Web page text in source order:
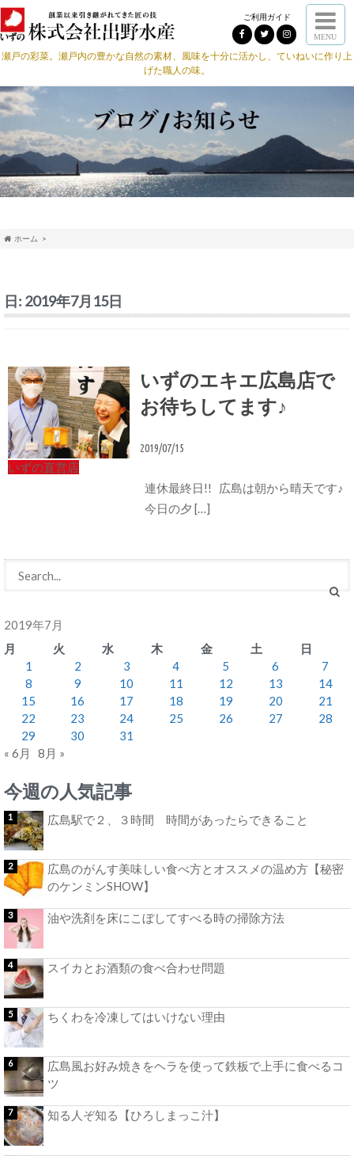
ご利用ガイド
MENU
瀬戸の彩菜。瀬戸内の豊かな自然の素材、風味を十分に活かし、ていねいに作り上
げた職人の味。
ホーム
日: 2019年7月15日
いずの直営店
いずのエキエ広島店で
お待ちしてます♪
2019/07/15
連休最終日!! 広島は朝から晴天です♪
今日の夕 […]
2019年7月
月
火 水 木 金 土
日
1
2 3 4 5 6
7
8
9 10 11 12 13
14
15
16 17 18 19 20
21
22
23 24 25 26 27
28
29
30
31
« 6月
8月 »
今週の人気記事
広島駅で２、３時間 時間があったらできること
広島のがんす美味しい食べ方とオススメの温め方【秘密
のケンミンSHOW】
油や洗剤を床にこぼしてすべる時の掃除方法
スイカとお酒類の食べ合わせ問題
ちくわを冷凍してはいけない理由
広島風お好み焼きをヘラを使って鉄板で上手に食べるコ
ツ
知る人ぞ知る【ひろしまっこ汁】